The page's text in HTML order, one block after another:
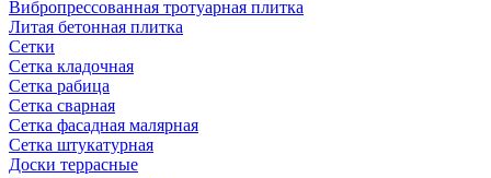
Вибропрессованная тротуарная плитка
Литая бетонная плитка
Сетки
Сетка кладочная
Сетка рабица
Сетка сварная
Сетка фасадная малярная
Сетка штукатурная
Доски террасные